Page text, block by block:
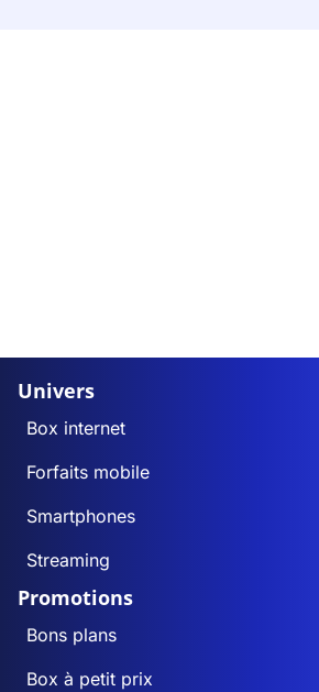
Univers
Box internet
Forfaits mobile
Smartphones
Streaming
Promotions
Bons plans
Box à petit prix